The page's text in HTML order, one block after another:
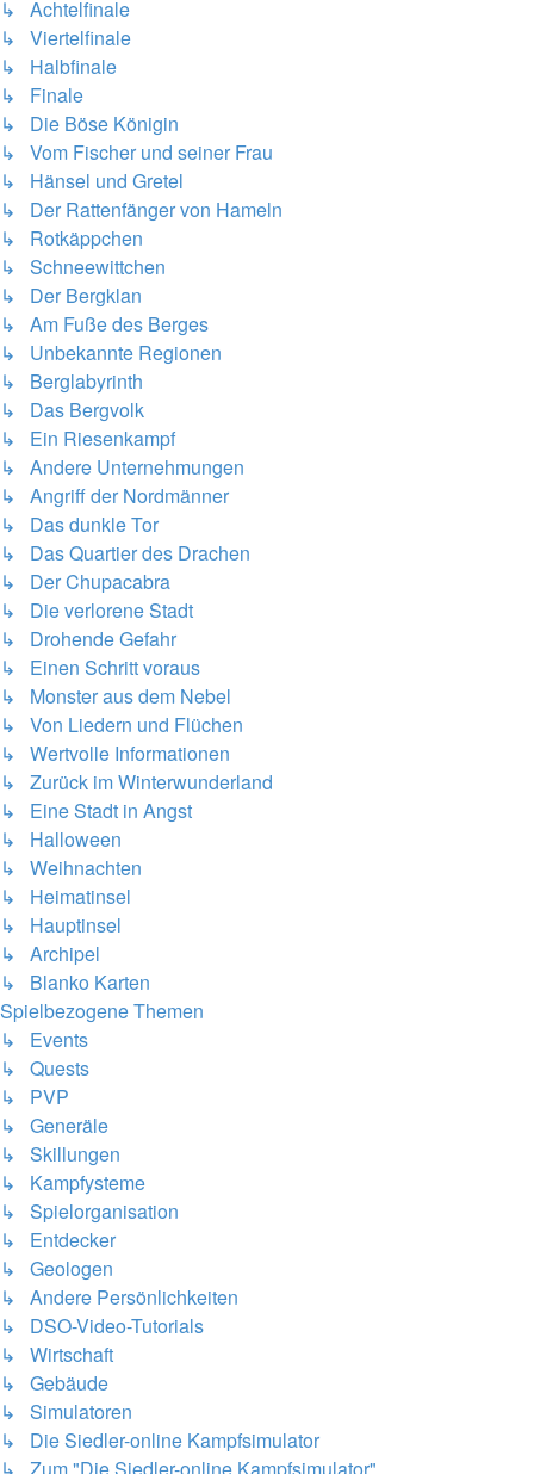
↳ Achtelfinale
↳ Viertelfinale
↳ Halbfinale
↳ Finale
↳ Die Böse Königin
↳ Vom Fischer und seiner Frau
↳ Hänsel und Gretel
↳ Der Rattenfänger von Hameln
↳ Rotkäppchen
↳ Schneewittchen
↳ Der Bergklan
↳ Am Fuße des Berges
↳ Unbekannte Regionen
↳ Berglabyrinth
↳ Das Bergvolk
↳ Ein Riesenkampf
↳ Andere Unternehmungen
↳ Angriff der Nordmänner
↳ Das dunkle Tor
↳ Das Quartier des Drachen
↳ Der Chupacabra
↳ Die verlorene Stadt
↳ Drohende Gefahr
↳ Einen Schritt voraus
↳ Monster aus dem Nebel
↳ Von Liedern und Flüchen
↳ Wertvolle Informationen
↳ Zurück im Winterwunderland
↳ Eine Stadt in Angst
↳ Halloween
↳ Weihnachten
↳ Heimatinsel
↳ Hauptinsel
↳ Archipel
↳ Blanko Karten
Spielbezogene Themen
↳ Events
↳ Quests
↳ PVP
↳ Generäle
↳ Skillungen
↳ Kampfysteme
↳ Spielorganisation
↳ Entdecker
↳ Geologen
↳ Andere Persönlichkeiten
↳ DSO-Video-Tutorials
↳ Wirtschaft
↳ Gebäude
↳ Simulatoren
↳ Die Siedler-online Kampfsimulator